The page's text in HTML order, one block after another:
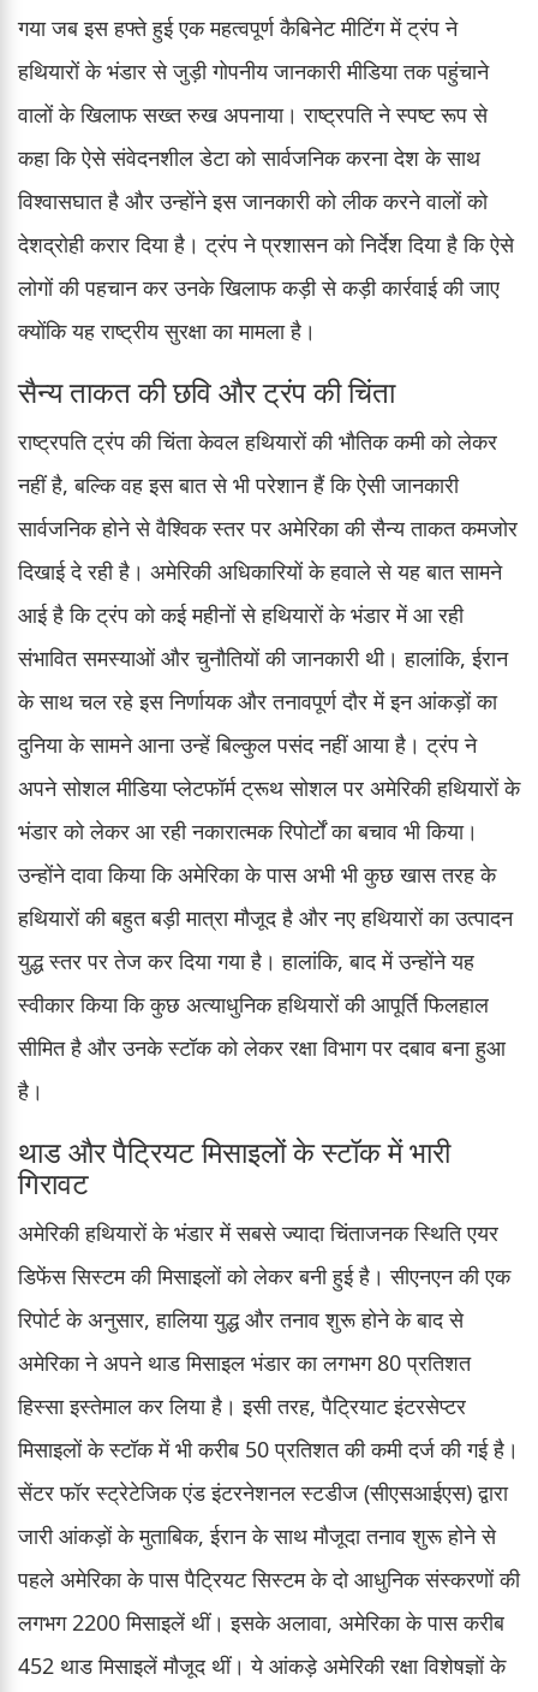
गया जब इस हफ्ते हुई एक महत्वपूर्ण कैबिनेट मीटिंग में ट्रंप ने
हथियारों के भंडार से जुड़ी गोपनीय जानकारी मीडिया तक पहुंचाने
वालों के खिलाफ सख्त रुख अपनाया। राष्ट्रपति ने स्पष्ट रूप से
कहा कि ऐसे संवेदनशील डेटा को सार्वजनिक करना देश के साथ
विश्वासघात है और उन्होंने इस जानकारी को लीक करने वालों को
देशद्रोही करार दिया है। ट्रंप ने प्रशासन को निर्देश दिया है कि ऐसे
लोगों की पहचान कर उनके खिलाफ कड़ी से कड़ी कार्रवाई की जाए
क्योंकि यह राष्ट्रीय सुरक्षा का मामला है।
सैन्य ताकत की छवि और ट्रंप की चिंता
राष्ट्रपति ट्रंप की चिंता केवल हथियारों की भौतिक कमी को लेकर
नहीं है, बल्कि वह इस बात से भी परेशान हैं कि ऐसी जानकारी
सार्वजनिक होने से वैश्विक स्तर पर अमेरिका की सैन्य ताकत कमजोर
दिखाई दे रही है। अमेरिकी अधिकारियों के हवाले से यह बात सामने
आई है कि ट्रंप को कई महीनों से हथियारों के भंडार में आ रही
संभावित समस्याओं और चुनौतियों की जानकारी थी। हालांकि, ईरान
के साथ चल रहे इस निर्णायक और तनावपूर्ण दौर में इन आंकड़ों का
दुनिया के सामने आना उन्हें बिल्कुल पसंद नहीं आया है। ट्रंप ने
अपने सोशल मीडिया प्लेटफॉर्म ट्रूथ सोशल पर अमेरिकी हथियारों के
भंडार को लेकर आ रही नकारात्मक रिपोर्टों का बचाव भी किया।
उन्होंने दावा किया कि अमेरिका के पास अभी भी कुछ खास तरह के
हथियारों की बहुत बड़ी मात्रा मौजूद है और नए हथियारों का उत्पादन
युद्ध स्तर पर तेज कर दिया गया है। हालांकि, बाद में उन्होंने यह
स्वीकार किया कि कुछ अत्याधुनिक हथियारों की आपूर्ति फिलहाल
सीमित है और उनके स्टॉक को लेकर रक्षा विभाग पर दबाव बना हुआ
है।
थाड और पैट्रियट मिसाइलों के स्टॉक में भारी
गिरावट
अमेरिकी हथियारों के भंडार में सबसे ज्यादा चिंताजनक स्थिति एयर
डिफेंस सिस्टम की मिसाइलों को लेकर बनी हुई है। सीएनएन की एक
रिपोर्ट के अनुसार, हालिया युद्ध और तनाव शुरू होने के बाद से
अमेरिका ने अपने थाड मिसाइल भंडार का लगभग 80 प्रतिशत
हिस्सा इस्तेमाल कर लिया है। इसी तरह, पैट्रियाट इंटरसेप्टर
मिसाइलों के स्टॉक में भी करीब 50 प्रतिशत की कमी दर्ज की गई है।
सेंटर फॉर स्ट्रेटेजिक एंड इंटरनेशनल स्टडीज (सीएसआईएस) द्वारा
जारी आंकड़ों के मुताबिक, ईरान के साथ मौजूदा तनाव शुरू होने से
पहले अमेरिका के पास पैट्रियट सिस्टम के दो आधुनिक संस्करणों की
लगभग 2200 मिसाइलें थीं। इसके अलावा, अमेरिका के पास करीब
452 थाड मिसाइलें मौजूद थीं। ये आंकड़े अमेरिकी रक्षा विशेषज्ञों के